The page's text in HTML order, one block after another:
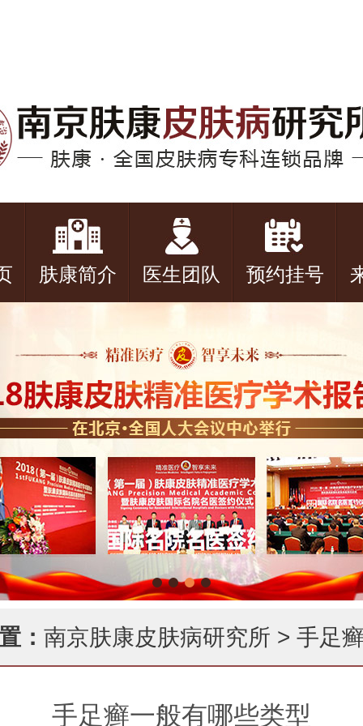
肤康简介 医生团队 预约挂号
： 南京肤康皮肤病研究所 > 手足
手足癣一般有哪些类型